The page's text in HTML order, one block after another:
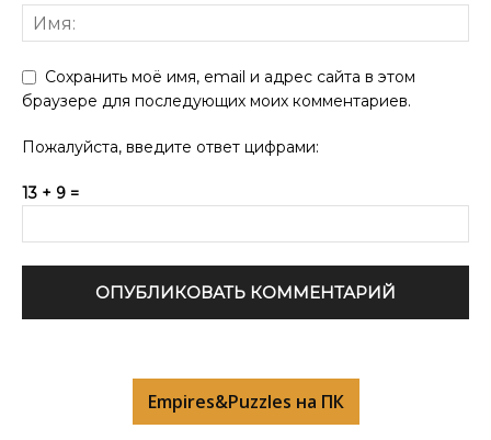
Сохранить моё имя, email и адрес сайта в этом
браузере для последующих моих комментариев.
Пожалуйста, введите ответ цифрами:
13 + 9 =
Empires&Puzzles на ПК